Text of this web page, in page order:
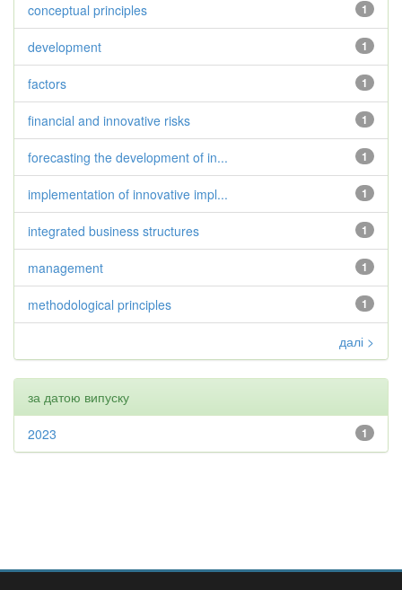
1
conceptual principles
1
development
1
factors
1
financial and innovative risks
1
forecasting the development of in...
1
implementation of innovative impl...
1
integrated business structures
1
management
1
methodological principles
далі >
за датою випуску
1
2023